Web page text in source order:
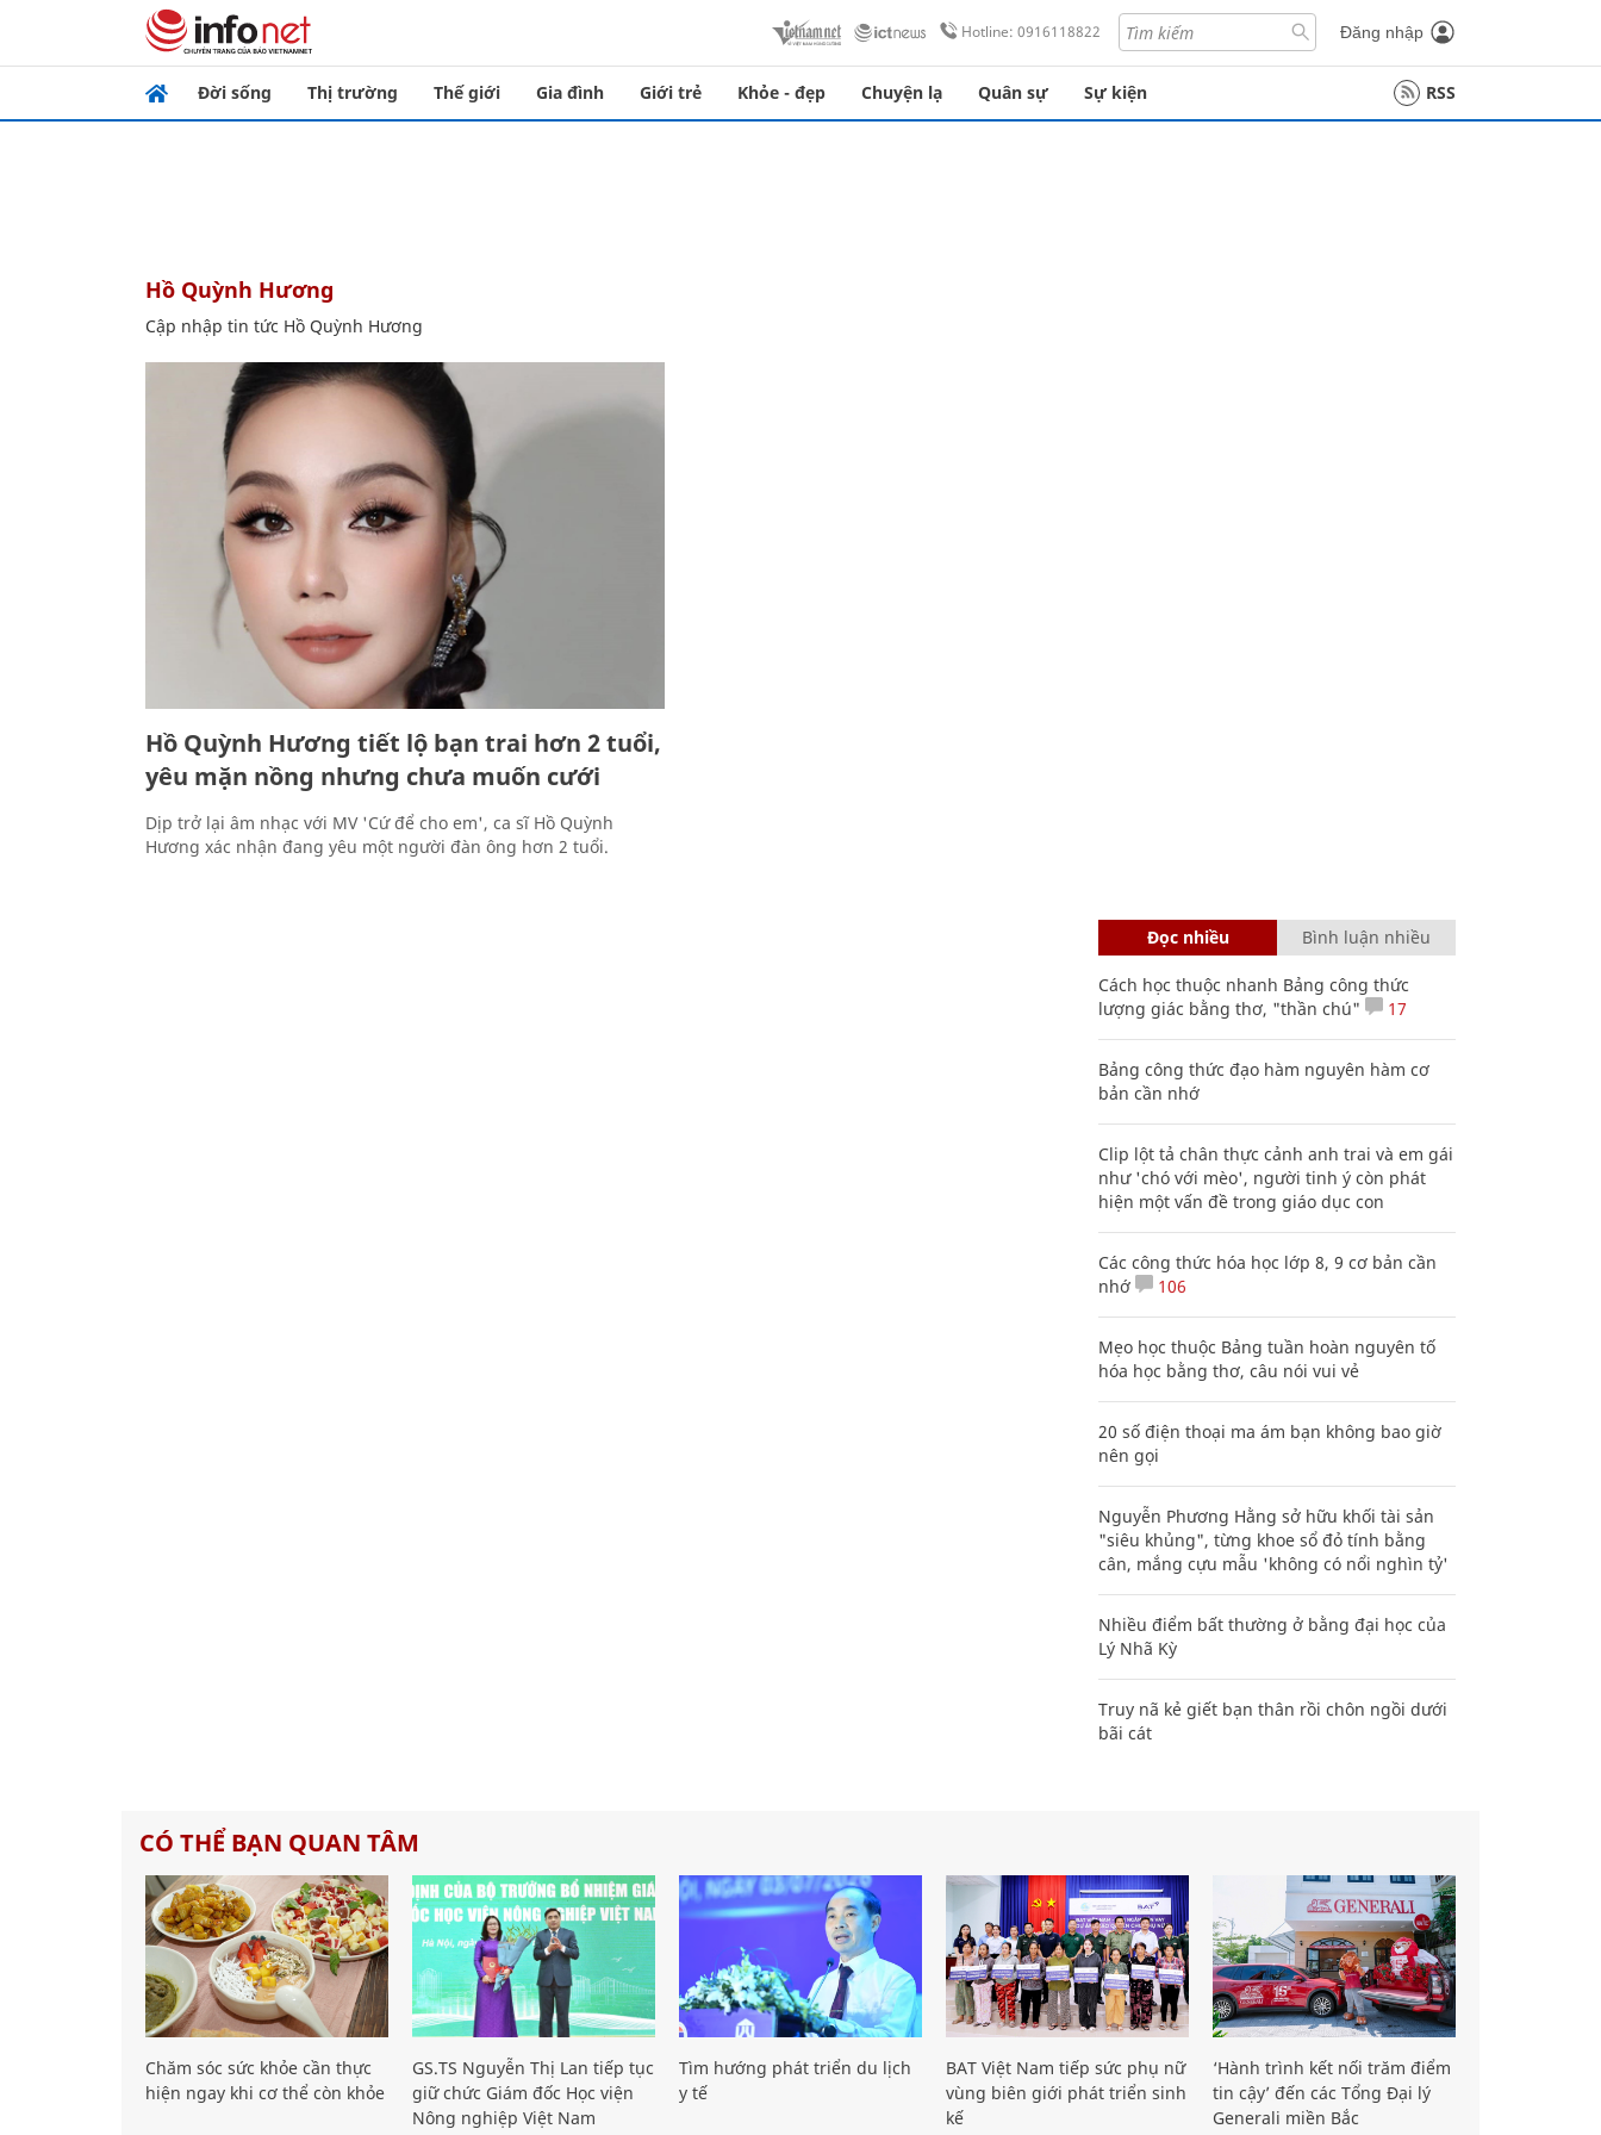
Hotline: 0916118822 Đăng nhập
Đời sống Thị trường Thế giới Gia đình Giới trẻ Khỏe - đẹp Chuyện lạ Quân sự Sự kiện RSS
Hồ Quỳnh Hương
Cập nhập tin tức Hồ Quỳnh Hương
Hồ Quỳnh Hương tiết lộ bạn trai hơn 2 tuổi,
yêu mặn nồng nhưng chưa muốn cưới
Dịp trở lại âm nhạc với MV 'Cứ để cho em', ca sĩ Hồ Quỳnh
Hương xác nhận đang yêu một người đàn ông hơn 2 tuổi.
Đọc nhiều Bình luận nhiều
Cách học thuộc nhanh Bảng công thức
lượng giác bằng thơ, "thần chú"
17
Bảng công thức đạo hàm nguyên hàm cơ
bản cần nhớ
Clip lột tả chân thực cảnh anh trai và em gái
như 'chó với mèo', người tinh ý còn phát
hiện một vấn đề trong giáo dục con
Các công thức hóa học lớp 8, 9 cơ bản cần
nhớ
106
Mẹo học thuộc Bảng tuần hoàn nguyên tố
hóa học bằng thơ, câu nói vui vẻ
20 số điện thoại ma ám bạn không bao giờ
nên gọi
Nguyễn Phương Hằng sở hữu khối tài sản
"siêu khủng", từng khoe sổ đỏ tính bằng
cân, mắng cựu mẫu 'không có nổi nghìn tỷ'
Nhiều điểm bất thường ở bằng đại học của
Lý Nhã Kỳ
Truy nã kẻ giết bạn thân rồi chôn ngồi dưới
bãi cát
CÓ THỂ BẠN QUAN TÂM
Chăm sóc sức khỏe cần thực
hiện ngay khi cơ thể còn khỏe
GS.TS Nguyễn Thị Lan tiếp tục
giữ chức Giám đốc Học viện
Nông nghiệp Việt Nam
Tìm hướng phát triển du lịch
y tế
BAT Việt Nam tiếp sức phụ nữ
vùng biên giới phát triển sinh
kế
‘Hành trình kết nối trăm điểm
tin cậy’ đến các Tổng Đại lý
Generali miền Bắc